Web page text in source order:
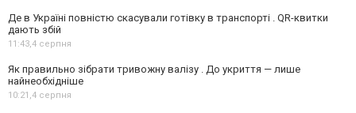
Де в Україні повністю скасували готівку в транспорті . QR-квитки
дають збій
11:43,4 серпня
Як правильно зібрати тривожну валізу . До укриття — лише
найнеобхідніше
10:21,4 серпня